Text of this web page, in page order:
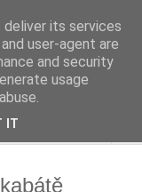
systémů
its services
user-agent are
and security
usage
IT